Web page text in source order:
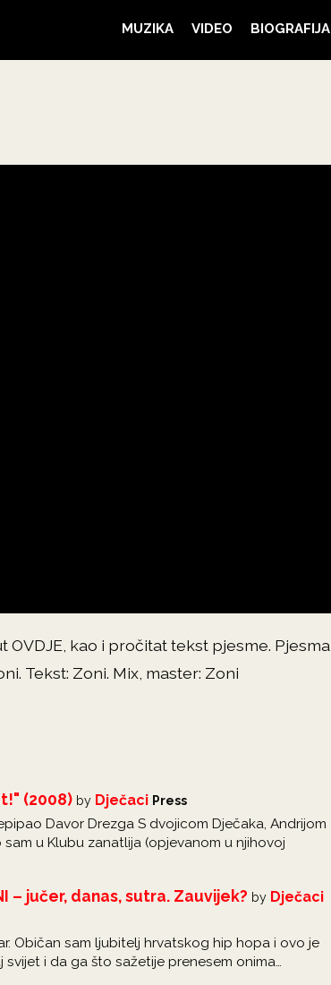
MUZIKA VIDEO BIOGRAFIJA
kao i pročitat tekst pjesme. Pjesma
Tekst: Zoni. Mix, master: Zoni
(2008) by Dječaci Press
Davor Drezga S dvojicom Dječaka, Andrijom
u Klubu zanatlija (opjevanom u njihovoj
– jučer, danas, sutra. Zauvijek? by Dječaci
Običan sam ljubitelj hrvatskog hip hopa i ovo je
i da ga što sažetije prenesem onima…